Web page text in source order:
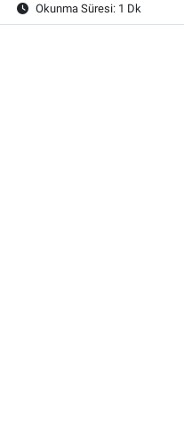
Okunma Süresi: 1 Dk